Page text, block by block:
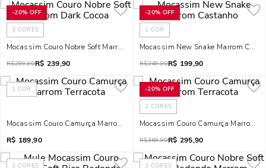
-20% OFF
3 CORES
Mocassim Couro Nobre Soft Marrom Dark Cocoa
R$299,90R$ 239,90
-20% OFF
1 COR
Mocassim New Snake Marrom
R$249,90R$ 199,90
1 COR
Mocassim Couro Camurça Marrom Terracota
R$ 189,90
-20% OFF
2 CORES
Mocassim Couro Camurça Marrom
R$369,90R$ 295,90
2 CORES 3 CORES